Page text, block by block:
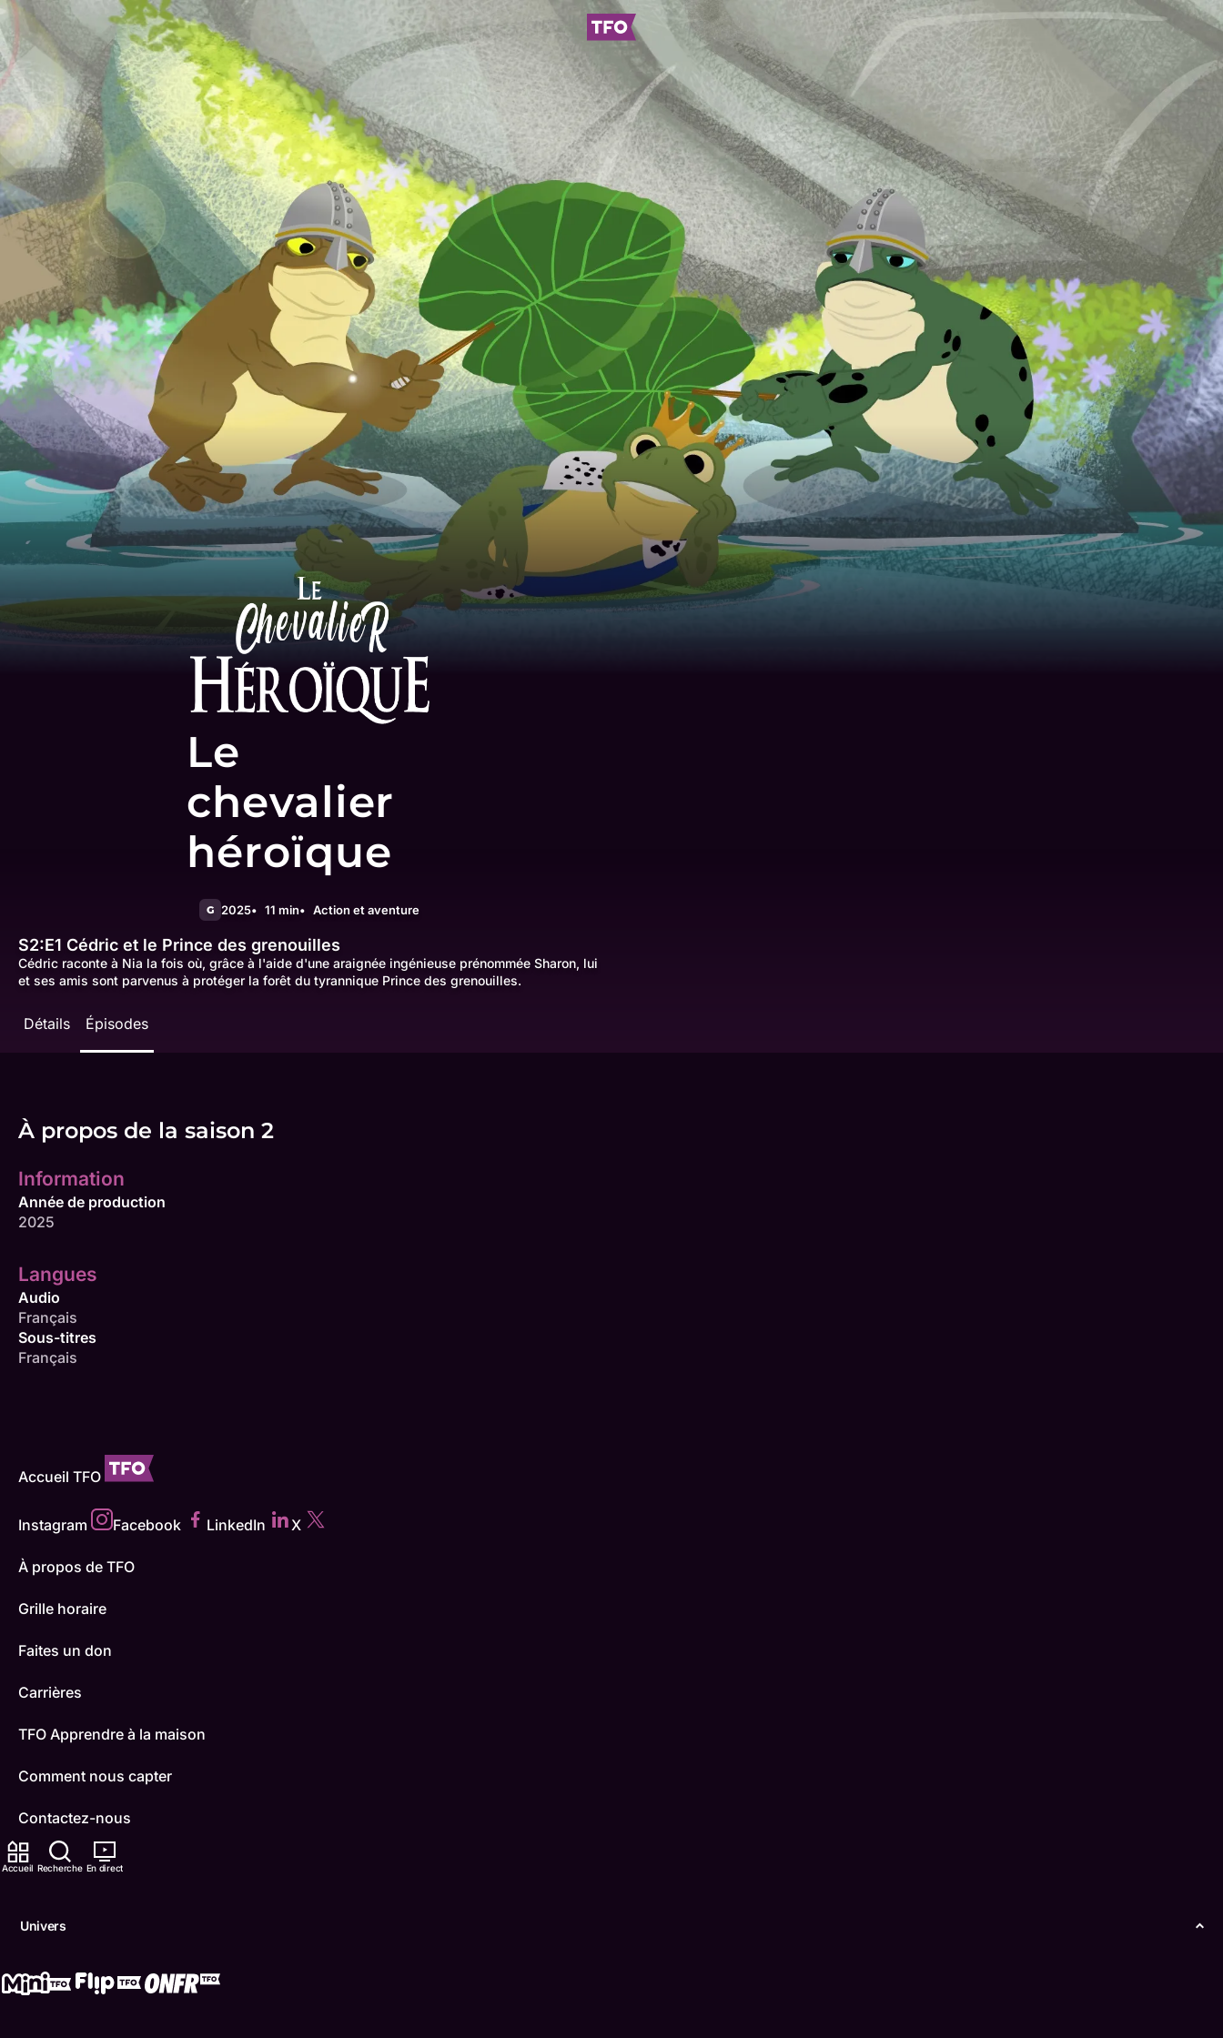
Accueil Recherche En direct
Univers
Le
chevalier
héroïque
G 2025 11 min Action et aventure
S2:E1 Cédric et le Prince des grenouilles
Cédric raconte à Nia la fois où, grâce à l'aide d'une araignée ingénieuse prénommée Sharon, lui
et ses amis sont parvenus à protéger la forêt du tyrannique Prince des grenouilles.
Détails Épisodes
À propos de la saison 2
Information
Année de production
2025
Langues
Audio
Français
Sous-titres
Français
Accueil TFO
Instagram Facebook LinkedIn X
À propos de TFO
Grille horaire
Faites un don
Carrières
TFO Apprendre à la maison
Comment nous capter
Contactez-nous
ONFR
Conditions d'utilisation